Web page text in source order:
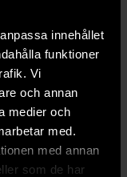
innehållet
funktioner
Vi
och annan
medier och
med.
med annan
som de har